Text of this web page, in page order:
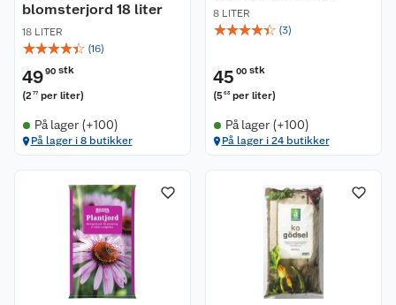
blomsterjord 18 liter
18 LITER
☆☆☆☆☆ (16)
4990 stk
(277 per liter)
På lager (+100)
På lager i 8 butikker
8 LITER
☆☆☆☆☆ (3)
45 00 stk
(563 per liter)
På lager (+100)
På lager i 24 butikker